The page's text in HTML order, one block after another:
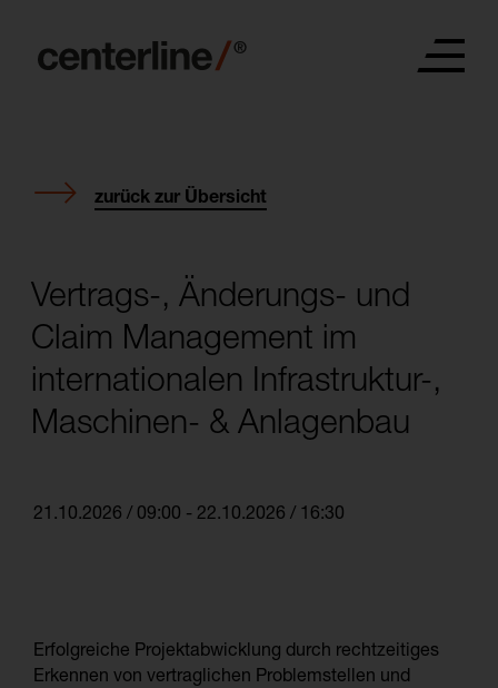
zurück zur Übersicht
Vertrags-, Änderungs- und
Claim Management im
internationalen Infrastruktur-,
Maschinen- & Anlagenbau
21.10.2026 / 09:00 - 22.10.2026 / 16:30
Erfolgreiche Projektabwicklung durch rechtzeitiges
Erkennen von vertraglichen Problemstellen und